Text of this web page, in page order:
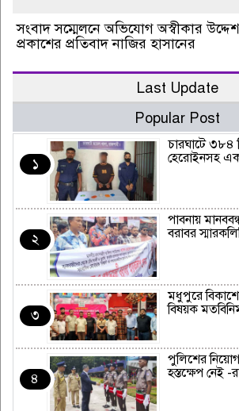
সংবাদ সম্মেলনে অভিযোগ অস্বীকার
প্রকাশের প্রতিবাদ নাজির হাসানের
Last Update
Popular Post
১
চারঘাটে ৩৮৪
হেরোইনসহ
২
পাবনায়
বরাবর
৩
মধুপুরে
বিষয়ক
৪
পুলিশের
হস্তক্ষেপ নেই -